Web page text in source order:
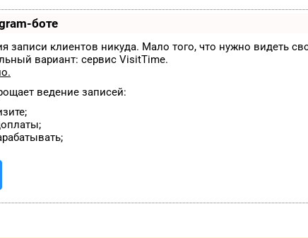
боте
записи клиентов никуда. Мало того, что нужно видеть
вариант: сервис VisitTime.
.
ведение записей: